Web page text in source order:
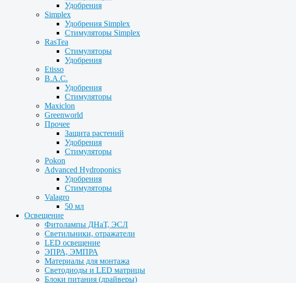
Удобрения
Simplex
Удобрения Simplex
Стимуляторы Simplex
RasTea
Стимуляторы
Удобрения
Etisso
B.A.C.
Удобрения
Стимуляторы
Maxiclon
Greenworld
Прочее
Защита растений
Удобрения
Стимуляторы
Pokon
Advanced Hydroponics
Удобрения
Стимуляторы
Valagro
50 мл
Освещение
Фитолампы ДНаТ, ЭСЛ
Светильники, отражатели
LED освещение
ЭПРА, ЭМПРА
Материалы для монтажа
Светодиоды и LED матрицы
Блоки питания (драйверы)